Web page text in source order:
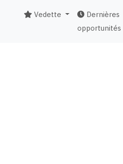
Vedette
Dernières
opportunités